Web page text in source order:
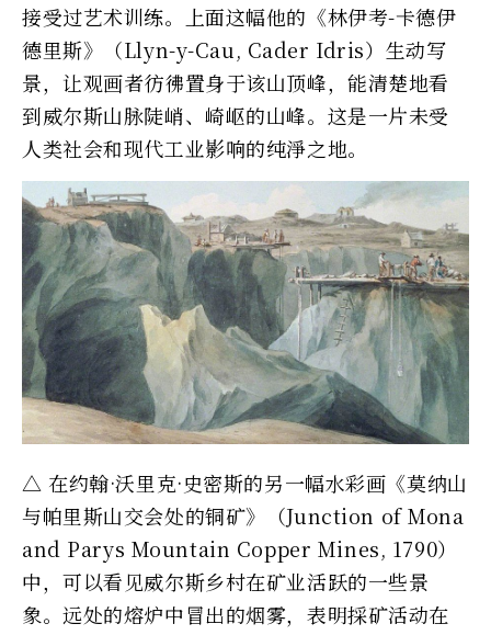
接受过艺术训练。上面这幅他的《林伊考-卡德伊
德里斯》（Llyn-y-Cau, Cader Idris）生动写
景，让观画者彷彿置身于该山顶峰，能清楚地看
到威尔斯山脉陡峭、崎岖的山峰。这是一片未受
人类社会和现代工业影响的纯淨之地。
△ 在约翰·沃里克·史密斯的另一幅水彩画《莫纳山
与帕里斯山交会处的铜矿》（Junction of Mona
and Parys Mountain Copper Mines, 1790）
中，可以看见威尔斯乡村在矿业活跃的一些景
象。远处的熔炉中冒出的烟雾，表明採矿活动在